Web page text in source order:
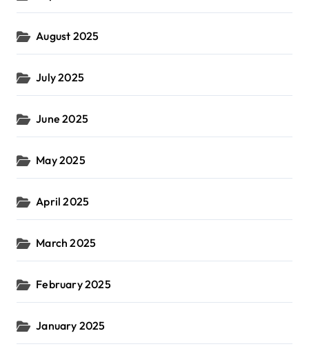
August 2025
July 2025
June 2025
May 2025
April 2025
March 2025
February 2025
January 2025